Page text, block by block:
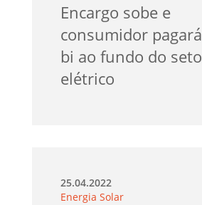
Encargo sobe e
consumidor
bi ao fundo do
elétrico
25.04.2022
Energia Solar